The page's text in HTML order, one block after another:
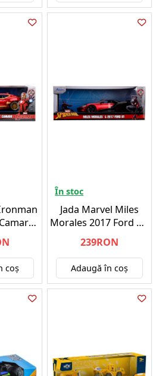
coş
În stoc
Jada Marvel Miles
Morales 2017 Ford GT
1:24 (253225008)
239RON
Adaugă în coş